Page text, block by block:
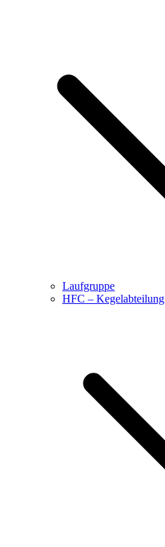
Laufgruppe
HFC – Kegelabteilung